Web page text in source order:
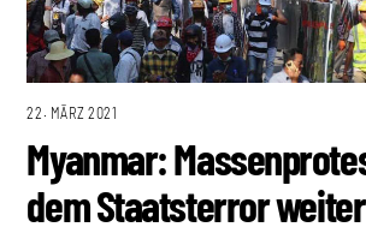
22. MÄRZ 2021
Myanmar:
dem Staatsterror